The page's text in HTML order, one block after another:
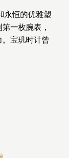
永恒的优雅塑
一枚腕表，
宝玑时计曾